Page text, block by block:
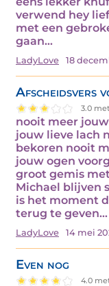
verwend hey
met een
gaan…
LadyLove 18
Afscheidsvers
3.0
nooit meer
jouw lieve lach
bekoren nooit
jouw ogen
groot gemis
Michael blijven
is het moment
terug te geven…
LadyLove 14 mei
Even nog
4.0